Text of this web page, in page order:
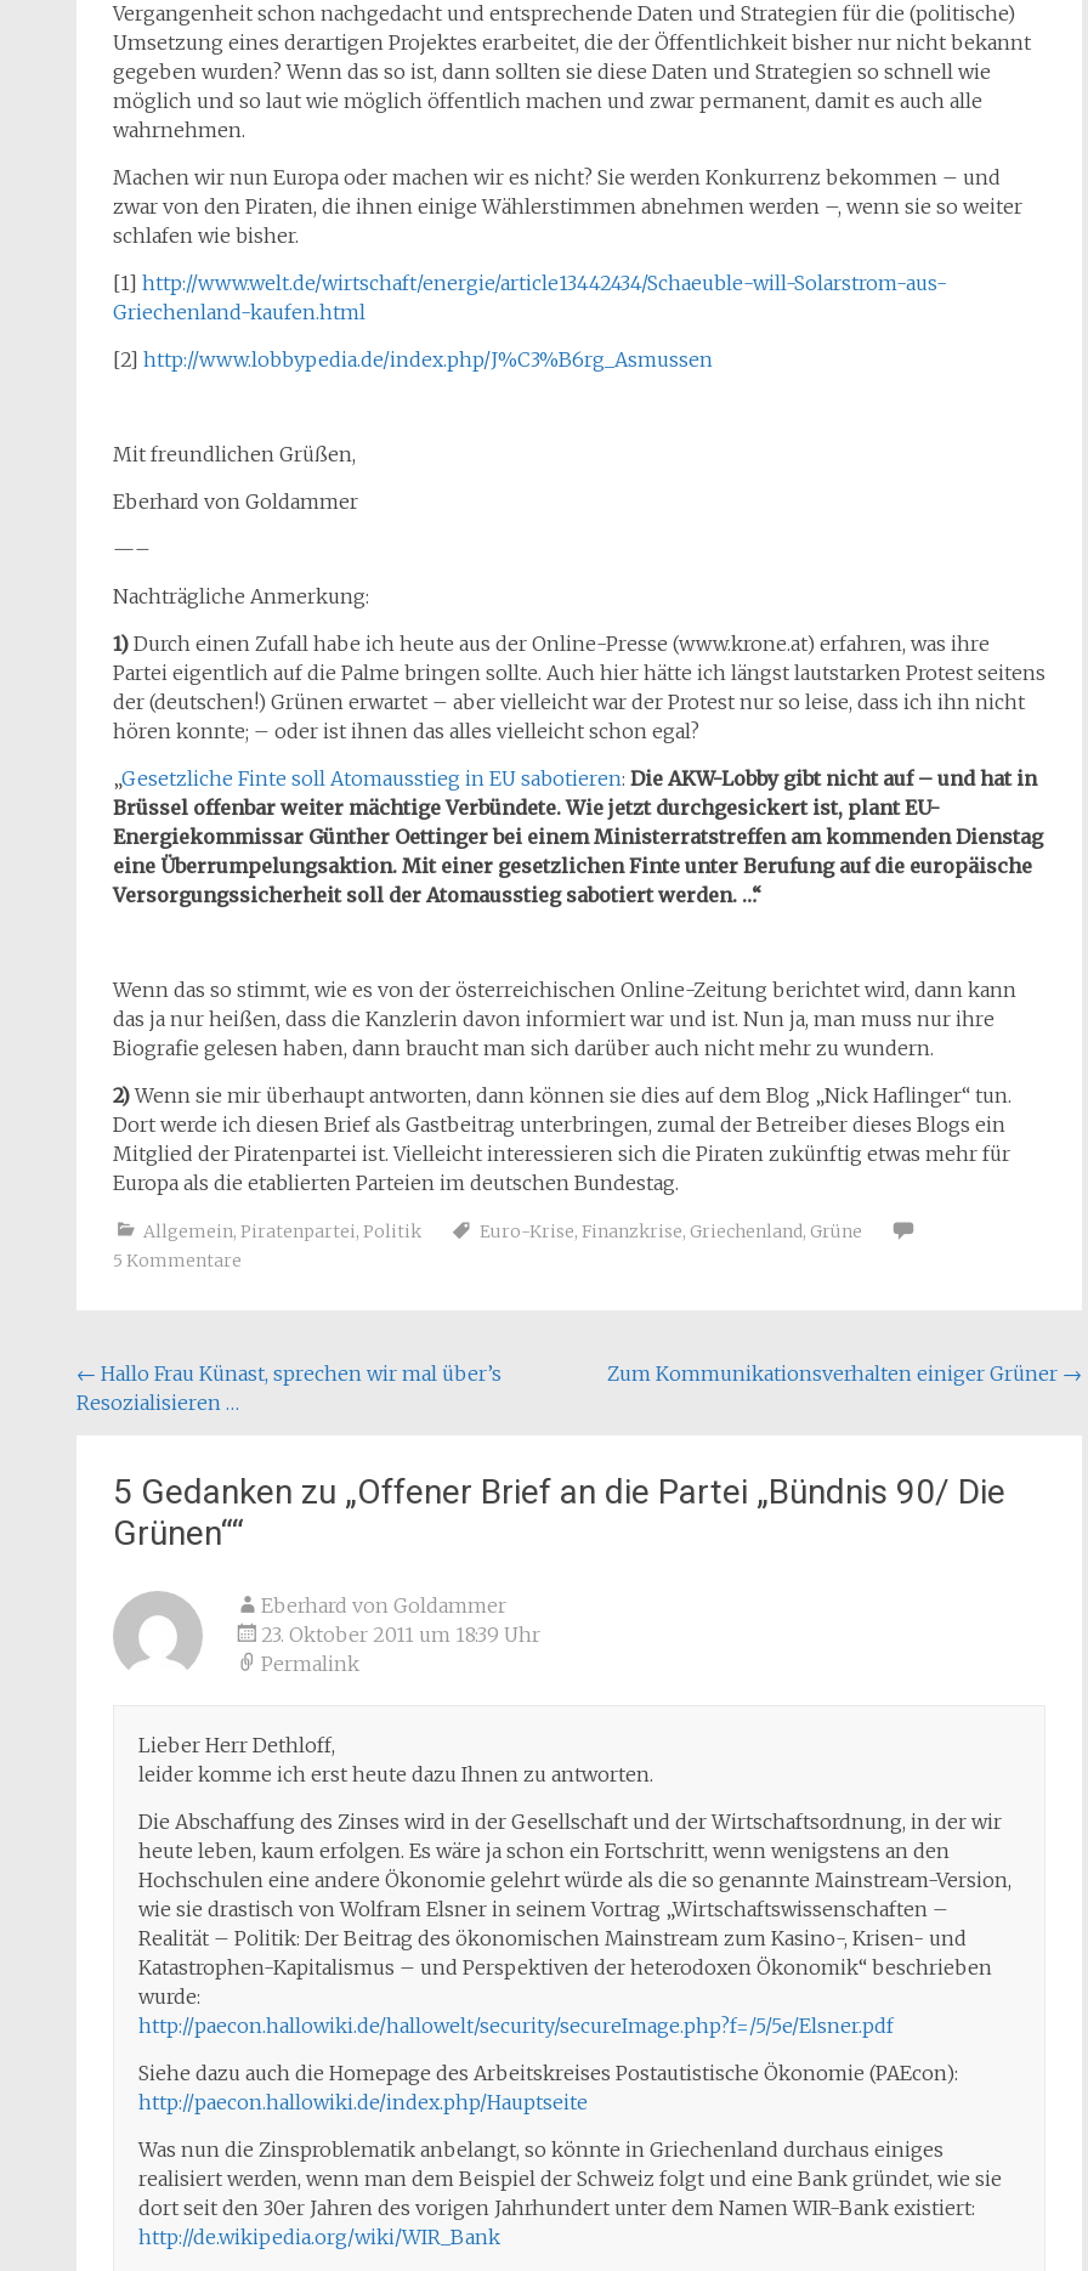
Vergangenheit schon nachgedacht und entsprechende Daten und Strategien für die (politische)
Umsetzung eines derartigen Projektes erarbeitet, die der Öffentlichkeit bisher nur nicht bekannt
gegeben wurden? Wenn das so ist, dann sollten sie diese Daten und Strategien so schnell wie
möglich und so laut wie möglich öffentlich machen und zwar permanent, damit es auch alle
wahrnehmen.
Machen wir nun Europa oder machen wir es nicht? Sie werden Konkurrenz bekommen – und
zwar von den Piraten, die ihnen einige Wählerstimmen abnehmen werden –, wenn sie so weiter
schlafen wie bisher.
[1] http://www.welt.de/wirtschaft/energie/article13442434/Schaeuble-will-Solarstrom-aus-
Griechenland-kaufen.html
[2] http://www.lobbypedia.de/index.php/J%C3%B6rg_Asmussen
Mit freundlichen Grüßen,
Eberhard von Goldammer
—–
Nachträgliche Anmerkung:
1) Durch einen Zufall habe ich heute aus der Online-Presse (www.krone.at) erfahren, was ihre
Partei eigentlich auf die Palme bringen sollte. Auch hier hätte ich längst lautstarken Protest seitens
der (deutschen!) Grünen erwartet – aber vielleicht war der Protest nur so leise, dass ich ihn nicht
hören konnte; – oder ist ihnen das alles vielleicht schon egal?
„Gesetzliche Finte soll Atomausstieg in EU sabotieren: Die AKW-Lobby gibt nicht auf – und hat in
Brüssel offenbar weiter mächtige Verbündete. Wie jetzt durchgesickert ist, plant EU-
Energiekommissar Günther Oettinger bei einem Ministerratstreffen am kommenden Dienstag
eine Überrumpelungsaktion. Mit einer gesetzlichen Finte unter Berufung auf die europäische
Versorgungssicherheit soll der Atomausstieg sabotiert werden. …“
Wenn das so stimmt, wie es von der österreichischen Online-Zeitung berichtet wird, dann kann
das ja nur heißen, dass die Kanzlerin davon informiert war und ist. Nun ja, man muss nur ihre
Biografie gelesen haben, dann braucht man sich darüber auch nicht mehr zu wundern.
2)Wenn sie mir überhaupt antworten, dann können sie dies auf dem Blog „Nick Haflinger“ tun.
Dort werde ich diesen Brief als Gastbeitrag unterbringen, zumal der Betreiber dieses Blogs ein
Mitglied der Piratenpartei ist. Vielleicht interessieren sich die Piraten zukünftig etwas mehr für
Europa als die etablierten Parteien im deutschen Bundestag.
Allgemein, Piratenpartei, Politik Euro-Krise, Finanzkrise, Griechenland, Grüne
5 Kommentare
Beitragsnavigation
← Hallo Frau Künast, sprechen wir mal über’s
Resozialisieren …
Zum Kommunikationsverhalten einiger Grüner →
5 Gedanken zu „Offener Brief an die Partei „Bündnis 90/ Die
Grünen““
Eberhard von Goldammer
23. Oktober 2011 um 18:39 Uhr
Permalink
Lieber Herr Dethloff,
leider komme ich erst heute dazu Ihnen zu antworten.
Die Abschaffung des Zinses wird in der Gesellschaft und der Wirtschaftsordnung, in der wir
heute leben, kaum erfolgen. Es wäre ja schon ein Fortschritt, wenn wenigstens an den
Hochschulen eine andere Ökonomie gelehrt würde als die so genannte Mainstream-Version,
wie sie drastisch von Wolfram Elsner in seinem Vortrag „Wirtschaftswissenschaften –
Realität – Politik: Der Beitrag des ökonomischen Mainstream zum Kasino-, Krisen- und
Katastrophen-Kapitalismus – und Perspektiven der heterodoxen Ökonomik“ beschrieben
wurde:
http://paecon.hallowiki.de/hallowelt/security/secureImage.php?f=/5/5e/Elsner.pdf
Siehe dazu auch die Homepage des Arbeitskreises Postautistische Ökonomie (PAEcon):
http://paecon.hallowiki.de/index.php/Hauptseite
Was nun die Zinsproblematik anbelangt, so könnte in Griechenland durchaus einiges
realisiert werden, wenn man dem Beispiel der Schweiz folgt und eine Bank gründet, wie sie
dort seit den 30er Jahren des vorigen Jahrhundert unter dem Namen WIR-Bank existiert:
http://de.wikipedia.org/wiki/WIR_Bank